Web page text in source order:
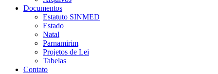
Documentos
Estatuto SINMED
Estado
Natal
Parnamirim
Projetos de Lei
Tabelas
Contato